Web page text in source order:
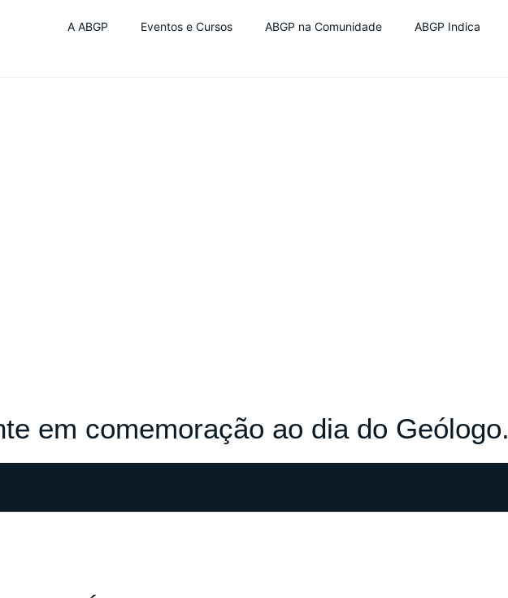
A ABGP Eventos e Cursos ABGP na Comunidade ABGP Indica
em comemoração ao dia do Geólogo.